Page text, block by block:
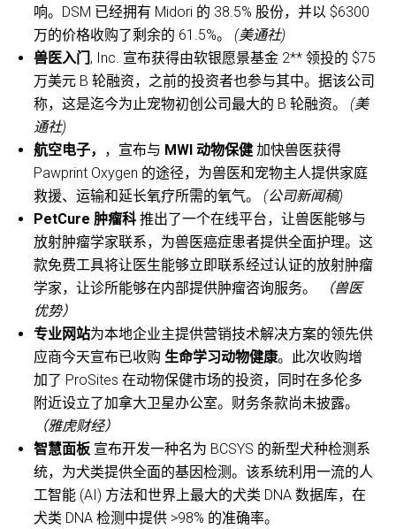
响。DSM 已经拥有 Midori 的 38.5% 股份，并以 $6300
万的价格收购了剩余的 61.5%。 (美通社)
兽医入门 , Inc. 宣布获得由软银愿景基金 2** 领投的 $75
万美元 B 轮融资，之前的投资者也参与其中。据该公司
称，这是迄今为止宠物初创公司最大的 B 轮融资。 (美
通社)
航空电子， ，宣布与 MWI 动物保健 加快兽医获得
Pawprint Oxygen 的途径，为兽医和宠物主人提供家庭
救援、运输和延长氧疗所需的氧气。
(公司新闻稿)
PetCure 肿瘤科 推出了一个在线平台，让兽医能够与
放射肿瘤学家联系，为兽医癌症患者提供全面护理。这
款免费工具将让医生能够立即联系经过认证的放射肿瘤
学家，让诊所能够在内部提供肿瘤咨询服务。
（兽医
优势）
专业网站为本地企业主提供营销技术解决方案的领先供
应商今天宣布已收购生命学习动物健康。此次收购增
加了 ProSites 在动物保健市场的投资，同时在多伦多
附近设立了加拿大卫星办公室。财务条款尚未披露。
（雅虎财经）
智慧面板 宣布开发一种名为 BCSYS 的新型犬种检测系
统，为犬类提供全面的基因检测。该系统利用一流的人
工智能 (AI) 方法和世界上最大的犬类 DNA 数据库，在
犬类 DNA 检测中提供 >98% 的准确率。